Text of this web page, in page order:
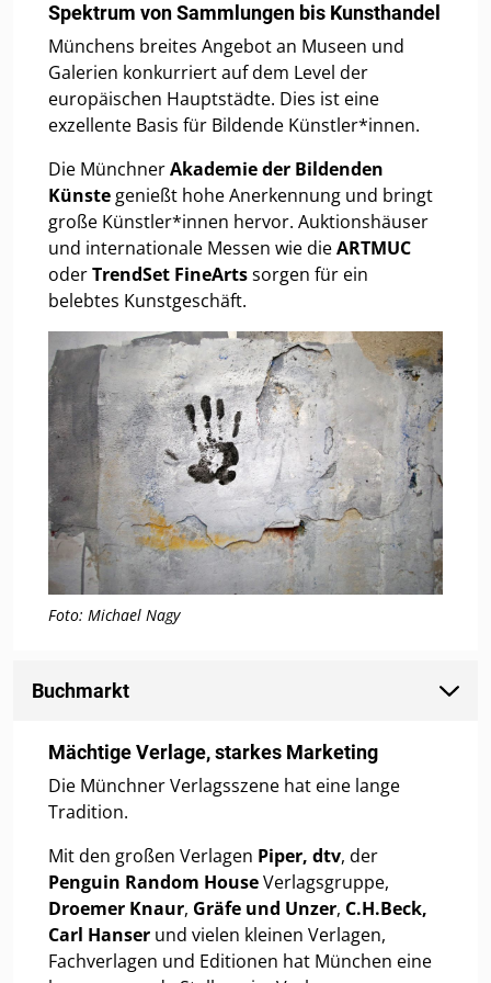
Spektrum von Sammlungen bis Kunsthandel
Münchens breites Angebot an Museen und
Galerien konkurriert auf dem Level der
europäischen Hauptstädte. Dies ist eine
exzellente Basis für Bildende Künstler*innen.
Die MünchnerAkademie der Bildenden
Künste genießt hohe Anerkennung und bringt
große Künstler*innen hervor. Auktionshäuser
und internationale Messen wie dieARTMUC
oderTrendSet FineArtssorgen für ein
belebtes Kunstgeschäft.
Foto: Michael Nagy
Buchmarkt
Mächtige Verlage, starkes Marketing
Die Münchner Verlagsszene hat eine lange
Tradition.
Mit den großen Verlagen Piper, dtv, der
Penguin Random HouseVerlagsgruppe,
Droemer Knaur, Gräfe und Unzer, C.H.Beck,
Carl Hanser und vielen kleinen Verlagen,
Fachverlagen und Editionen hat München eine